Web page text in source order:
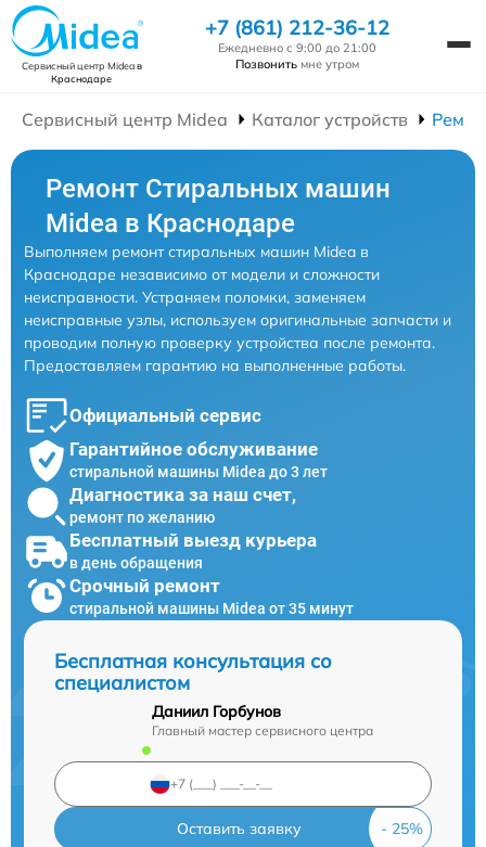
Сервисный центр Mideaв
Краснодаре
+7 (861) 212-36-12
Ежедневно с 9:00 до 21:00
Позвонить мне утром
Сервисный центр Midea Каталог устройств
Ремонт Стиральных машин
Midea в Краснодаре
Выполняем ремонт стиральных машин Midea в
Краснодаре независимо от модели и сложности
неисправности. Устраняем поломки, заменяем
неисправные узлы, используем оригинальные запчасти и
проводим полную проверку устройства после ремонта.
Предоставляем гарантию на выполненные работы.
Официальный сервис
Гарантийное обслуживание
стиральной машины Midea до 3 лет
Диагностика за наш счет,
ремонт по желанию
Бесплатный выезд курьера
в день обращения
Срочный ремонт
стиральной машины Midea от 35 минут
Бесплатная консультация со
специалистом
Даниил Горбунов
Главный мастер сервисного центра
Оставить заявку